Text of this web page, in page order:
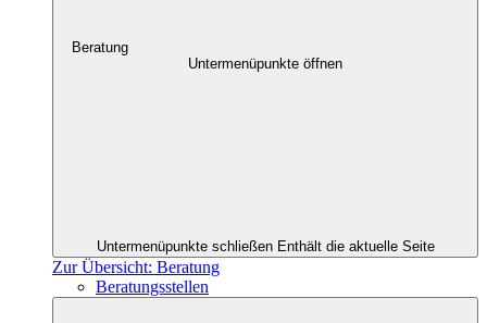
Beratung
Untermenüpunkte öffnen
Untermenüpunkte schließen Enthält die aktuelle Seite
Zur Übersicht: Beratung
Beratungsstellen